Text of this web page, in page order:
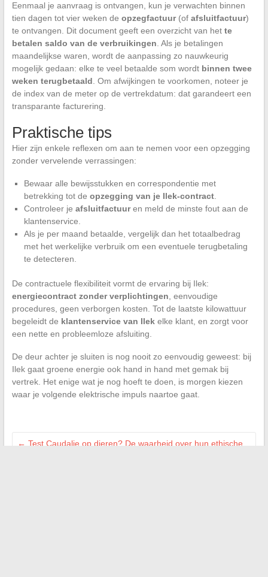
Eenmaal je aanvraag is ontvangen, kun je verwachten binnen
tien dagen tot vier weken de opzegfactuur(of afsluitfactuur)
te ontvangen. Dit document geeft een overzicht van het te
betalen saldo van de verbruikingen . Als je betalingen
maandelijkse waren, wordt de aanpassing zo nauwkeurig
mogelijk gedaan: elke te veel betaalde som wordt binnen twee
weken terugbetaald . Om afwijkingen te voorkomen, noteer je
de index van de meter op de vertrekdatum: dat garandeert een
transparante facturering.
Praktische tips
Hier zijn enkele reflexen om aan te nemen voor een opzegging
zonder vervelende verrassingen:
Bewaar alle bewijsstukken en correspondentie met
betrekking tot de opzegging van je Ilek-contract.
Controleer je afsluitfactuuren meld de minste fout aan de
klantenservice.
Als je per maand betaalde, vergelijk dan het totaalbedrag
met het werkelijke verbruik om een eventuele terugbetaling
te detecteren.
De contractuele flexibiliteit vormt de ervaring bij Ilek:
energiecontract zonder verplichtingen , eenvoudige
procedures, geen verborgen kosten. Tot de laatste kilowattuur
begeleidt de klantenservice van Ilekelke klant, en zorgt voor
een nette en probleemloze afsluiting.
De deur achter je sluiten is nog nooit zo eenvoudig geweest: bij
Ilek gaat groene energie ook hand in hand met gemak bij
vertrek. Het enige wat je nog hoeft te doen, is morgen kiezen
waar je volgende elektrische impuls naartoe gaat.
← Test Caudalie op dieren? De waarheid over hun ethische